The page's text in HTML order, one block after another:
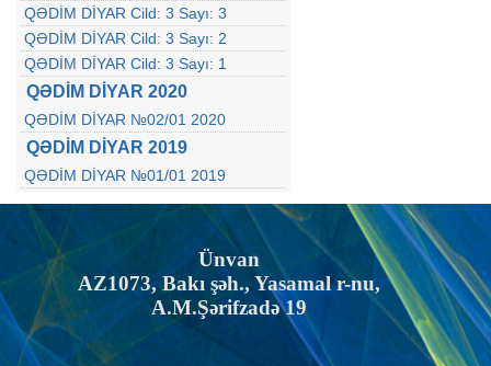
QƏDİM DİYAR Cild: 3 Sayı: 3
QƏDİM DİYAR Cild: 3 Sayı: 2
QƏDİM DİYAR Cild: 3 Sayı: 1
QƏDİM DİYAR 2020
QƏDİM DİYAR №02/01 2020
QƏDİM DİYAR 2019
QƏDİM DİYAR №01/01 2019
Ünvan
AZ1073, Bakı şəh., Yasamal r-nu,
A.M.Şərifzadə 19